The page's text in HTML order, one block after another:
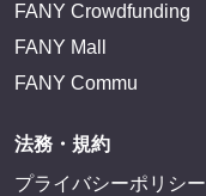
FANY Crowdfunding
FANY Mall
FANY Commu
法務・規約
プライバシーポリシー